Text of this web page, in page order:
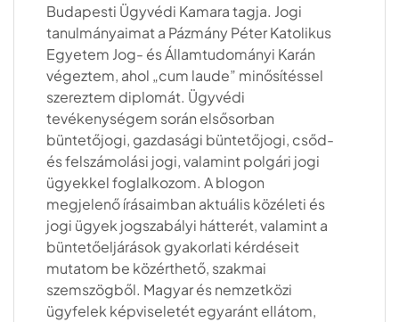
Budapesti Ügyvédi Kamara tagja. Jogi
tanulmányaimat a Pázmány Péter Katolikus
Egyetem Jog- és Államtudományi Karán
végeztem, ahol „cum laude” minősítéssel
szereztem diplomát. Ügyvédi
tevékenységem során elsősorban
büntetőjogi, gazdasági büntetőjogi, csőd-
és felszámolási jogi, valamint polgári jogi
ügyekkel foglalkozom. A blogon
megjelenő írásaimban aktuális közéleti és
jogi ügyek jogszabályi hátterét, valamint a
büntetőeljárások gyakorlati kérdéseit
mutatom be közérthető, szakmai
szemszögből. Magyar és nemzetközi
ügyfelek képviseletét egyaránt ellátom,